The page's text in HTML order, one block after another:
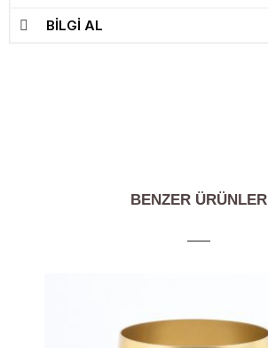
BİLGİ AL
BENZER ÜRÜNLER